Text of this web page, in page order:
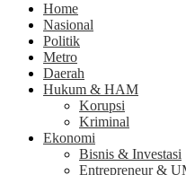
Home
Nasional
Politik
Metro
Daerah
Hukum & HAM
Korupsi
Kriminal
Ekonomi
Bisnis & Investasi
Entrepreneur &